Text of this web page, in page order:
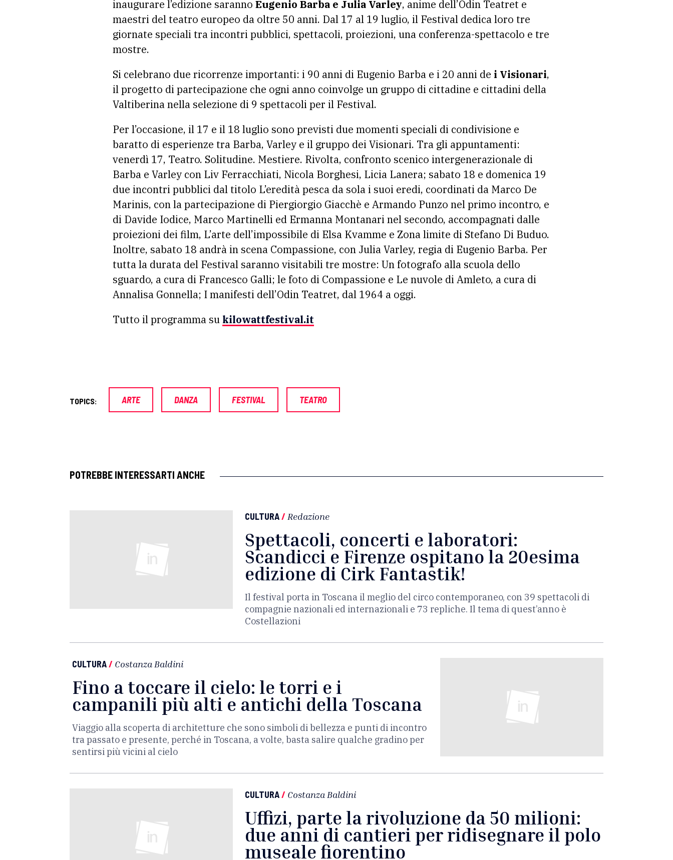
inaugurare l’edizione saranno Eugenio Barba e Julia Varley, anime dell’Odin Teatret e
maestri del teatro europeo da oltre 50 anni. Dal 17 al 19 luglio, il Festival dedica loro tre
giornate speciali tra incontri pubblici, spettacoli, proiezioni, una conferenza-spettacolo e tre
mostre.
Si celebrano due ricorrenze importanti: i 90 anni di Eugenio Barba e i 20 anni de i Visionari,
il progetto di partecipazione che ogni anno coinvolge un gruppo di cittadine e cittadini della
Valtiberina nella selezione di 9 spettacoli per il Festival.
Per l’occasione, il 17 e il 18 luglio sono previsti due momenti speciali di condivisione e
baratto di esperienze tra Barba, Varley e il gruppo dei Visionari. Tra gli appuntamenti:
venerdì 17, Teatro. Solitudine. Mestiere. Rivolta, confronto scenico intergenerazionale di
Barba e Varley con Liv Ferracchiati, Nicola Borghesi, Licia Lanera; sabato 18 e domenica 19
due incontri pubblici dal titolo L’eredità pesca da sola i suoi eredi, coordinati da Marco De
Marinis, con la partecipazione di Piergiorgio Giacchè e Armando Punzo nel primo incontro, e
di Davide Iodice, Marco Martinelli ed Ermanna Montanari nel secondo, accompagnati dalle
proiezioni dei film, L’arte dell’impossibile di Elsa Kvamme e Zona limite di Stefano Di Buduo.
Inoltre, sabato 18 andrà in scena Compassione, con Julia Varley, regia di Eugenio Barba. Per
tutta la durata del Festival saranno visitabili tre mostre: Un fotografo alla scuola dello
sguardo, a cura di Francesco Galli; le foto di Compassione e Le nuvole di Amleto, a cura di
Annalisa Gonnella; I manifesti dell’Odin Teatret, dal 1964 a oggi.
Tutto il programma su kilowattfestival.it
TOPICS: ARTE DANZA FESTIVAL TEATRO
POTREBBE INTERESSARTI ANCHE
CULTURA/ Redazione
Spettacoli, concerti e laboratori:
Scandicci e Firenze ospitano la 20esima
edizione di Cirk Fantastik!
Il festival porta in Toscana il meglio del circo contemporaneo, con 39 spettacoli di
compagnie nazionali ed internazionali e 73 repliche. Il tema di quest’anno è
Costellazioni
CULTURA/ Costanza Baldini
Fino a toccare il cielo: le torri e i
campanili più alti e antichi della Toscana
Viaggio alla scoperta di architetture che sono simboli di bellezza e punti di incontro
tra passato e presente, perché in Toscana, a volte, basta salire qualche gradino per
sentirsi più vicini al cielo
CULTURA/ Costanza Baldini
Uffizi, parte la rivoluzione da 50 milioni:
due anni di cantieri per ridisegnare il polo
museale fiorentino